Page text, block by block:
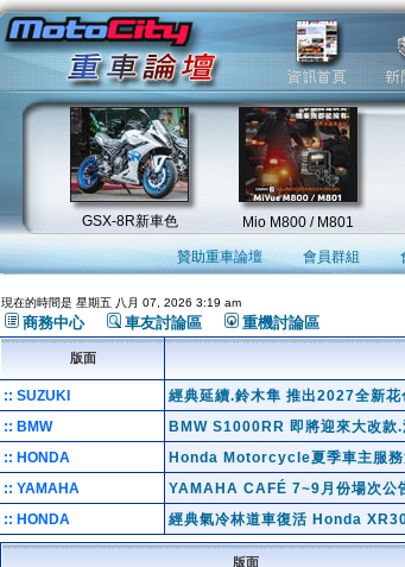
贊助重車論壇 會員群組
現在的時間是 星期五 八月 07, 2026 3:19 am
商務中心 車友討論區 重機討論區
版面
:: SUZUKI 經典延續.鈴木隼 推出2027全新花
:: BMW BMW S1000RR 即將迎來大改款.
:: HONDA Honda Motorcycle夏季車主服務
:: YAMAHA YAMAHA CAFÉ 7~9月份場次公
:: HONDA 經典氣冷林道車復活 Honda
版面